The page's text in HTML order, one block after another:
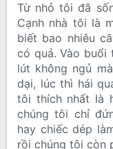
Từ nhỏ tôi đã
Cạnh nhà tôi là
biết bao nhiêu
có quả. Vào
lút không ngủ
dại, lúc thì hái
tôi thích nhất là
chúng tôi chỉ
hay chiếc dép
rồi chúng tôi còn